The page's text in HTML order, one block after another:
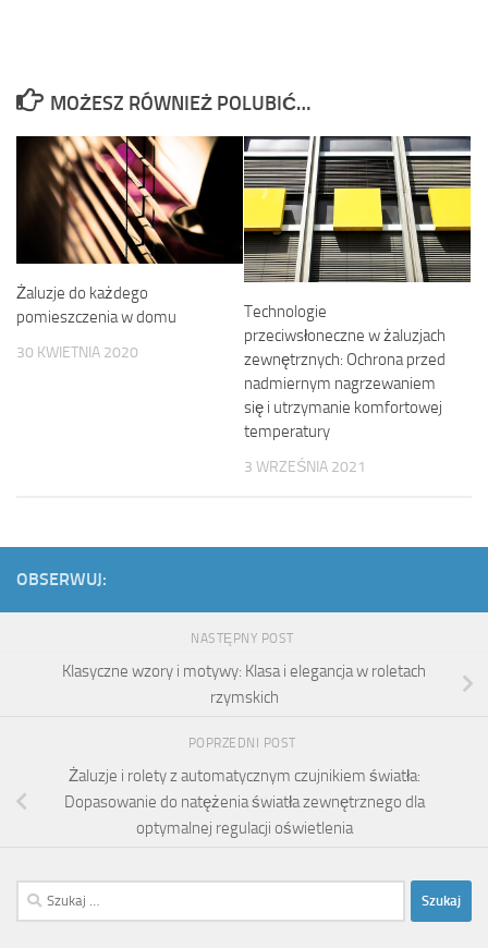
MOŻESZ RÓWNIEŻ POLUBIĆ…
Żaluzje do każdego
pomieszczenia w domu
30 KWIETNIA 2020
Technologie
przeciwsłoneczne w żaluzjach
zewnętrznych: Ochrona przed
nadmiernym nagrzewaniem
się i utrzymanie komfortowej
temperatury
3 WRZEŚNIA 2021
OBSERWUJ:
NASTĘPNY POST
Klasyczne wzory i motywy: Klasa i elegancja w roletach
rzymskich
POPRZEDNI POST
Żaluzje i rolety z automatycznym czujnikiem światła:
Dopasowanie do natężenia światła zewnętrznego dla
optymalnej regulacji oświetlenia
Szukaj: